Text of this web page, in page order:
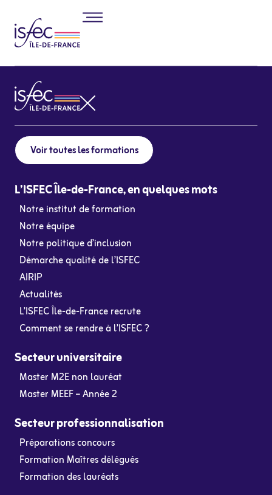
Voir toutes les formations
L’ISFEC Île-de-France, en quelques mots
Notre institut de formation
Notre équipe
Notre politique d’inclusion
Démarche qualité de l’ISFEC
AIRIP
Actualités
L’ISFEC Île-de-France recrute
Comment se rendre à l’ISFEC ?
Secteur universitaire
Master M2E non lauréat
Master MEEF – Année 2
Secteur professionnalisation
Préparations concours
Formation Maîtres délégués
Formation des lauréats